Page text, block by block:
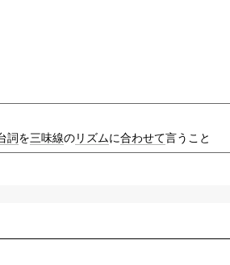
詞を三味線のリズムに合わせて言うこと